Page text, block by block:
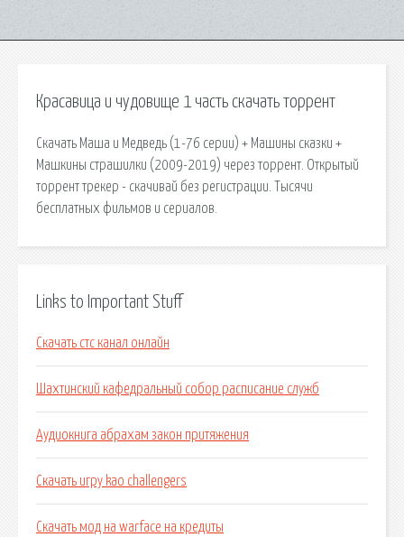
Красавица и чудовище 1 часть скачать торрент
Скачать Маша и Медведь (1-76 серии) + Машины сказки +
Машкины страшилки (2009-2019) через торрент. Открытый
торрент трекер - скачивай без регистрации. Тысячи
бесплатных фильмов и сериалов.
Links to Important Stuff
Скачать стс канал онлайн
Шахтинский кафедральный собор расписание служб
Аудиокнига абрахам закон притяжения
Скачать игру kao challengers
Скачать мод на warface на кредиты